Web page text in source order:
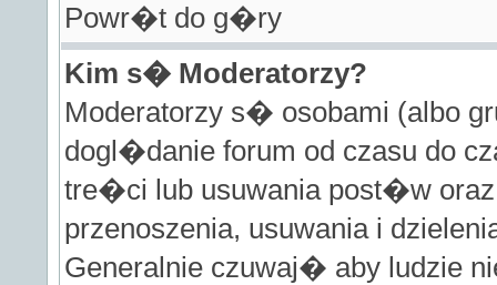
Powr�t do g�ry
Kim s� Moderatorzy?
Moderatorzy s� osobami (albo
dogl�danie forum od czasu do
tre�ci lub usuwania post�w
przenoszenia, usuwania i
Generalnie czuwaj� aby ludzie